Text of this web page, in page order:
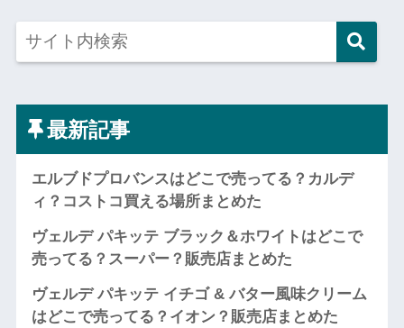
最新記事
エルブドプロバンスはどこで売ってる？カルデ
ィ？コストコ買える場所まとめた
ヴェルデ パキッテ ブラック＆ホワイトはどこで
売ってる？スーパー？販売店まとめた
ヴェルデ パキッテ イチゴ & バター風味クリーム
はどこで売ってる？イオン？販売店まとめた